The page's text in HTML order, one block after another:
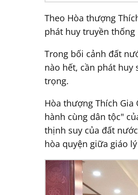
Theo Hòa thượng
phát huy truyền
Trong bối cảnh đất
nào hết, cần phát huy
trọng.
Hòa thượng Thích
hành cùng dân tộc"
thịnh suy của đất
hòa quyện giữa giáo